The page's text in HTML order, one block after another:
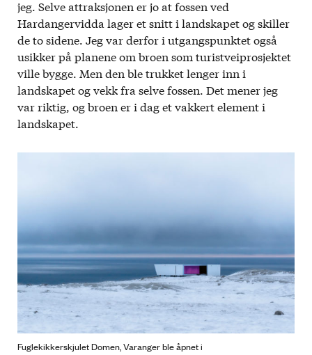
jeg. Selve attraksjonen er jo at fossen ved
Hardangervidda lager et snitt i landskapet og skiller
de to sidene. Jeg var derfor i utgangspunktet også
usikker på planene om broen som turistveiprosjektet
ville bygge. Men den ble trukket lenger inn i
landskapet og vekk fra selve fossen. Det mener jeg
var riktig, og broen er i dag et vakkert element i
landskapet.
Fuglekikkerskjulet Domen, Varanger ble åpnet i